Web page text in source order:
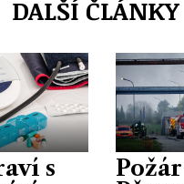
DALŠÍ ČLÁNKY
s